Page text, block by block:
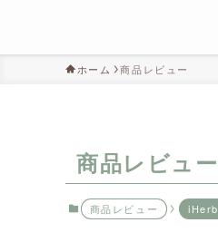
ホーム 商品レビュー
商品レビュー
商品レビュー iHerb